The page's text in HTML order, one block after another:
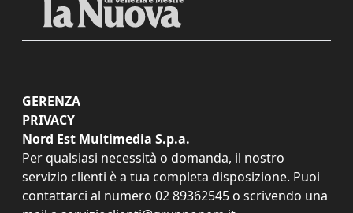
GERENZA
PRIVACY
Nord Est Multimedia S.p.a.
Per qualsiasi necessità o domanda, il nostro
servizio clienti è a tua completa disposizione. Puoi
contattarci al numero 02 89362545 o scrivendo una